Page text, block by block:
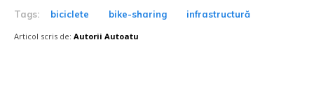
Tags: biciclete bike-sharing infrastructură
Articol scris de: Autorii Autoatu